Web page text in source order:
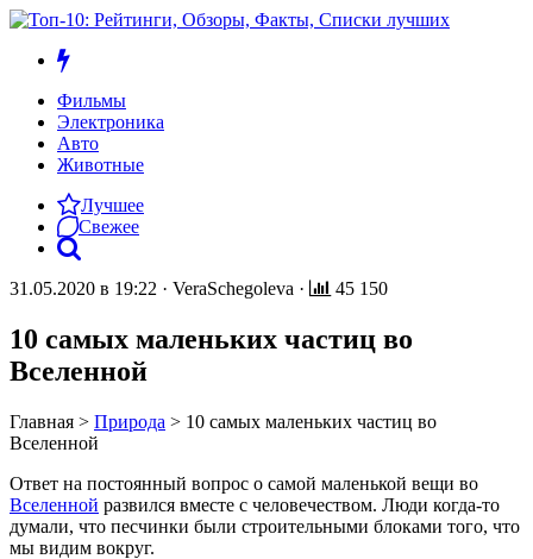
Фильмы
Электроника
Авто
Животные
Лучшее
Свежее
31.05.2020 в 19:22 · VeraSchegoleva · 45 150
10 самых маленьких частиц во
Вселенной
Главная > Природа > 10 самых маленьких частиц во
Вселенной
Ответ на постоянный вопрос о самой маленькой вещи во
Вселенной развился вместе с человечеством. Люди когда-то
думали, что песчинки были строительными блоками того, что
мы видим вокруг.